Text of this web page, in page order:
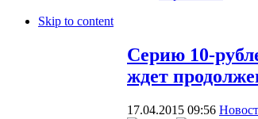
Skip to content
Серию 10-
ждет
17.04.2015 09:56